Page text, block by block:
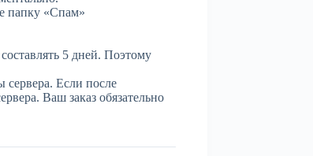
папку «Спам»
5 дней. Поэтому
сервера. Если после
Ваш заказ обязательно